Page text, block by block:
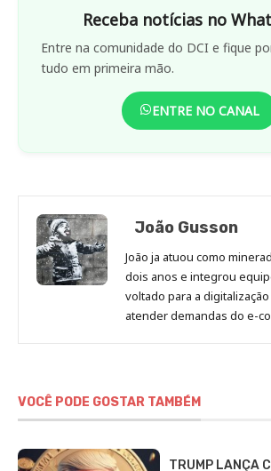
Receba notícias no
Entre na comunidade do DCI e fique
tudo em primeira mão.
ENTRE NO CANAL
João Gusson
João ja atuou como
dois anos e integrou
voltado para a
atender demandas do e-
VOCÊ PODE GOSTAR TAMBÉM
TRUMP LANÇA